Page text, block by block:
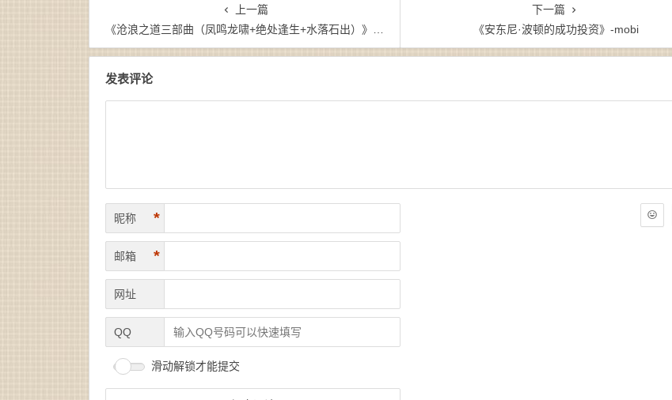
上一篇
《沧浪之道三部曲（凤鸣龙啸+绝处逢生+水落石出）》宋定国（作者）-epub+mobi+azw3
下一篇
《安东尼·波顿的成功投资》-mobi
发表评论
昵称 *
邮箱 *
网址
QQ
滑动解锁才能提交